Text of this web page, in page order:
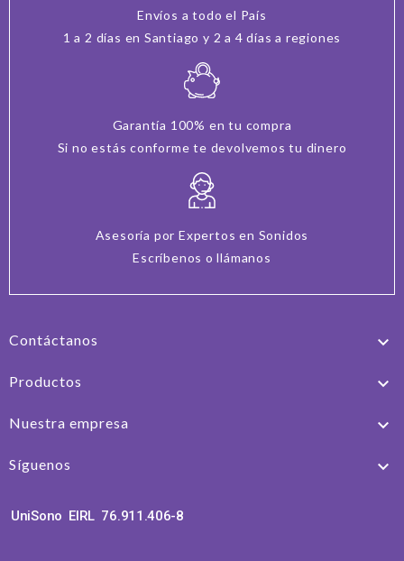
Envíos a todo el País
1 a 2 días en Santiago y 2 a 4 días a regiones
Garantía 100% en tu compra
Si no estás conforme te devolvemos tu dinero
Asesoría por Expertos en Sonidos
Escríbenos o llámanos
Contáctanos 
Productos 
Nuestra empresa 
Síguenos 
UniSono EIRL 76.911.406-8